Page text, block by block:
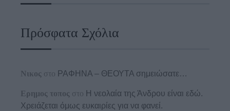
Πρόσφατα Σχόλια
Νικος στο ΡΑΦΗΝΑ – ΘΕΟΥΤΑ σημειώσατε…
Ερημος τοπος στο Η νεολαία της Άνδρου είναι εδώ.
Χρειάζεται όμως ευκαιρίες για να φανεί.